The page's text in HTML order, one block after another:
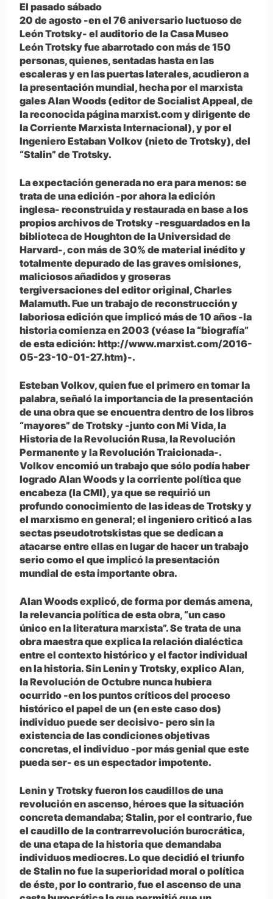
El pasado sábado
20 de agosto -en el 76 aniversario luctuoso de
León Trotsky- el auditorio de la Casa Museo
León Trotsky fue abarrotado con más de 150
personas, quienes, sentadas hasta en las
escaleras y en las puertas laterales, acudieron a
la presentación mundial, hecha por el marxista
gales Alan Woods (editor de Socialist Appeal, de
la reconocida página marxist.com y dirigente de
la Corriente Marxista Internacional), y por el
Ingeniero Estaban Volkov (nieto de Trotsky), del
“Stalin” de Trotsky.
La expectación generada no era para menos: se
trata de una edición -por ahora la edición
inglesa- reconstruida y restaurada en base a los
propios archivos de Trotsky -resguardados en la
biblioteca de Houghton de la Universidad de
Harvard-, con más de 30% de material inédito y
totalmente depurado de las graves omisiones,
maliciosos añadidos y groseras
tergiversaciones del editor original, Charles
Malamuth. Fue un trabajo de reconstrucción y
laboriosa edición que implicó más de 10 años -la
historia comienza en 2003 (véase la “biografía”
de esta edición: http://www.marxist.com/2016-
05-23-10-01-27.htm)-.
Esteban Volkov, quien fue el primero en tomar la
palabra, señaló la importancia de la presentación
de una obra que se encuentra dentro de los libros
“mayores” de Trotsky -junto con Mi Vida, la
Historia de la Revolución Rusa, la Revolución
Permanente y la Revolución Traicionada-.
Volkov encomió un trabajo que sólo podía haber
logrado Alan Woods y la corriente política que
encabeza (la CMI), ya que se requirió un
profundo conocimiento de las ideas de Trotsky y
el marxismo en general; el ingeniero criticó a las
sectas pseudotrotskistas que se dedican a
atacarse entre ellas en lugar de hacer un trabajo
serio como el que implicó la presentación
mundial de esta importante obra.
Alan Woods explicó, de forma por demás amena,
la relevancia política de esta obra, “un caso
único en la literatura marxista”. Se trata de una
obra maestra que explica la relación dialéctica
entre el contexto histórico y el factor individual
en la historia. Sin Lenin y Trotsky, explico Alan,
la Revolución de Octubre nunca hubiera
ocurrido -en los puntos críticos del proceso
histórico el papel de un (en este caso dos)
individuo puede ser decisivo- pero sin la
existencia de las condiciones objetivas
concretas, el individuo -por más genial que este
pueda ser- es un espectador impotente.
Lenin y Trotsky fueron los caudillos de una
revolución en ascenso, héroes que la situación
concreta demandaba; Stalin, por el contrario, fue
el caudillo de la contrarrevolución burocrática,
de una etapa de la historia que demandaba
individuos mediocres. Lo que decidió el triunfo
de Stalin no fue la superioridad moral o política
de éste, por lo contrario, fue el ascenso de una